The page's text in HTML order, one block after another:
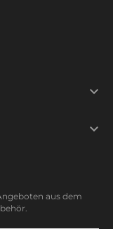


aus dem